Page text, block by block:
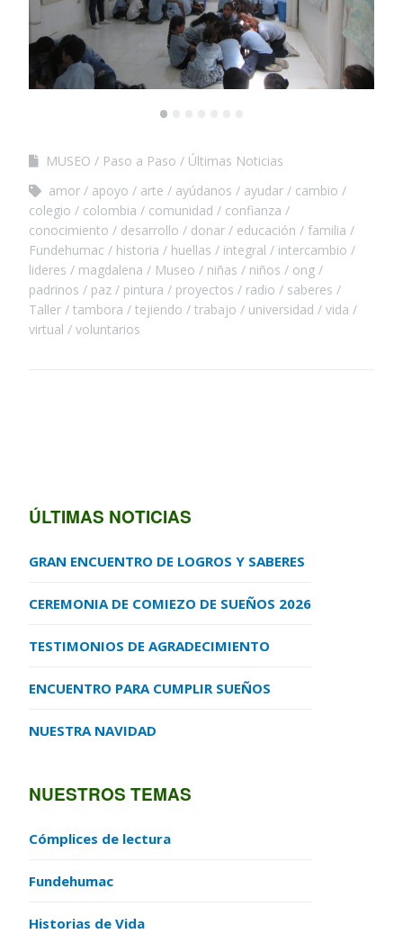
•
MUSEO Paso a Paso
Últimas Noticias
amor
apoyo arte ayúdanos ayudar
cambio
colegio
colombia comunidad
confianza
conocimiento
desarrollo donar educación
familia
Fundehumac
historia huellas integral
intercambio
lideres
magdalena Museo niñas niños
ong
padrinos
paz pintura proyectos radio
saberes
Taller
tambora tejiendo trabajo universidad
vida
virtual
voluntarios
ÚLTIMAS NOTICIAS
GRAN ENCUENTRO DE LOGROS Y SABERES
CEREMONIA DE COMIEZO DE SUEÑOS 2026
TESTIMONIOS DE AGRADECIMIENTO
ENCUENTRO PARA CUMPLIR SUEÑOS
NUESTRA NAVIDAD
NUESTROS TEMAS
Cómplices de lectura
Fundehumac
Historias de Vida